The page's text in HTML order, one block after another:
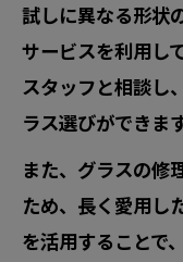
試しに異なる形状
サービスを利用し
スタッフと相談し
ラス選びができます
また、グラスの修
ため、長く愛用し
を活用することで